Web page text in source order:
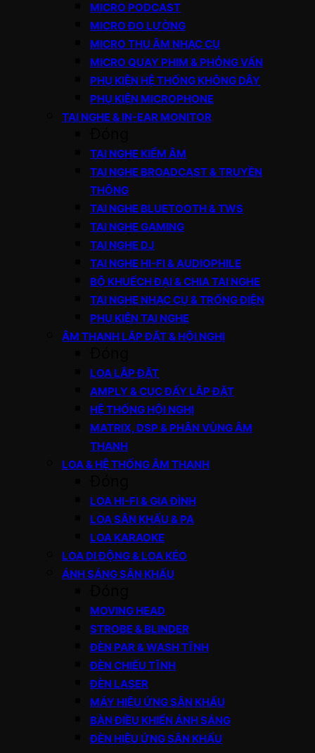
MICRO PODCAST
MICRO ĐO LƯỜNG
MICRO THU ÂM NHẠC CỤ
MICRO QUAY PHIM & PHỎNG VẤN
PHỤ KIỆN HỆ THỐNG KHÔNG DÂY
PHỤ KIỆN MICROPHONE
TAI NGHE & IN-EAR MONITOR
TAI NGHE KIỂM ÂM
TAI NGHE BROADCAST & TRUYỀN
THÔNG
TAI NGHE BLUETOOTH & TWS
TAI NGHE GAMING
TAI NGHE DJ
TAI NGHE HI-FI & AUDIOPHILE
BỘ KHUẾCH ĐẠI & CHIA TAI NGHE
TAI NGHE NHẠC CỤ & TRỐNG ĐIỆN
PHỤ KIỆN TAI NGHE
ÂM THANH LẮP ĐẶT & HỘI NGHỊ
LOA LẮP ĐẶT
AMPLY & CỤC ĐẨY LẮP ĐẶT
HỆ THỐNG HỘI NGHỊ
MATRIX, DSP & PHÂN VÙNG ÂM
THANH
LOA & HỆ THỐNG ÂM THANH
LOA HI-FI & GIA ĐÌNH
LOA SÂN KHẤU & PA
LOA KARAOKE
LOA DI ĐỘNG & LOA KÉO
ÁNH SÁNG SÂN KHẤU
MOVING HEAD
STROBE & BLINDER
ĐÈN PAR & WASH TĨNH
ĐÈN CHIẾU TĨNH
ĐÈN LASER
MÁY HIỆU ỨNG SÂN KHẤU
BÀN ĐIỀU KHIỂN ÁNH SÁNG
ĐÈN HIỆU ỨNG SÂN KHẤU